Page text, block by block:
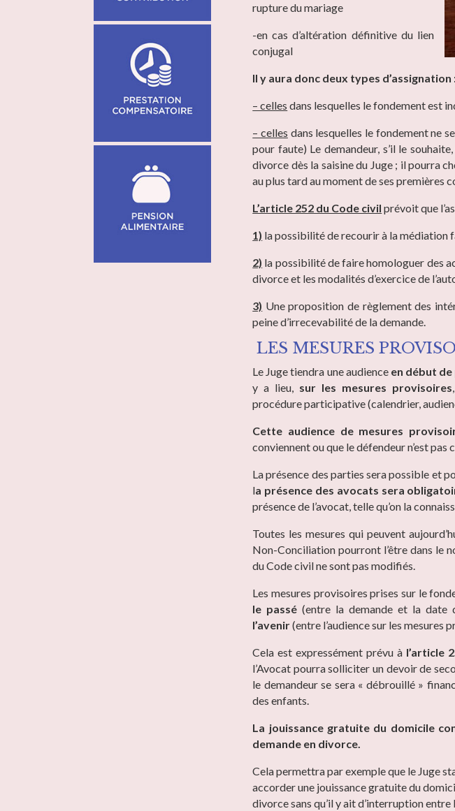
rupture du mariage
-en cas d’altération définitive du lien
conjugal
Il y aura donc deux types d’assignation
– celles dans lesquelles le fondement est
– celles dans lesquelles le fondement ne
pour faute) Le demandeur, s’il le
divorce dès la saisine du Juge ; il pourra
au plus tard au moment de ses premières
L’article 252 du Code civil prévoit que
1) la possibilité de recourir à la
2) la possibilité de faire homologuer des
divorce et les modalités d’exercice de
3) Une proposition de règlement des
peine d’irrecevabilité de la demande.
LES MESURES
Le Juge tiendra une audience en début
y a lieu, sur les mesures provisoires
procédure participative (calendrier,
Cette audience de mesures
conviennent ou que le défendeur n’est
La présence des parties sera possible et
la présence des avocats sera
présence de l’avocat, telle qu’on la
Toutes les mesures qui peuvent
Non-Conciliation pourront l’être dans le
du Code civil ne sont pas modifiés.
Les mesures provisoires prises sur le
le passé (entre la demande et la date
l’avenir(entre l’audience sur les mesures
Cela est expressément prévu à l’article
l’Avocat pourra solliciter un devoir de
le demandeur se sera « débrouillé »
des enfants.
La jouissance gratuite du domicile
demande en divorce.
Cela permettra par exemple que le Juge
accorder une jouissance gratuite du
divorce sans qu’il y ait d’interruption